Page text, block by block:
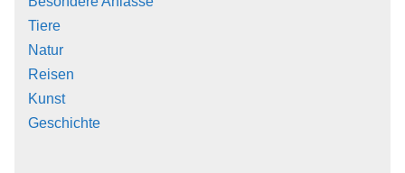
Tiere
Natur
Reisen
Kunst
Geschichte